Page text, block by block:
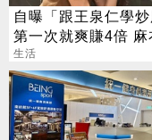
自曝「跟王泉仁學炒
第一次就爽賺4倍 麻
感謝指導
生活